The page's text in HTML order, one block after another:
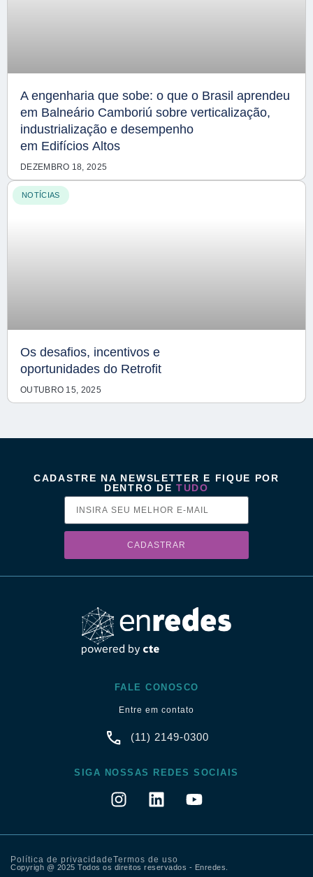
A engenharia que sobe: o que o Brasil aprendeu
em Balneário Camboriú sobre verticalização,
industrialização e desempenho
em Edifícios Altos
DEZEMBRO 18, 2025
NOTÍCIAS
Os desafios, incentivos e
oportunidades do Retrofit
OUTUBRO 15, 2025
CADASTRE NA NEWSLETTER E FIQUE POR
DENTRO DETUDO
CADASTRAR
FALE CONOSCO
Entre em contato
(11) 2149-0300
SIGA NOSSAS REDES SOCIAIS
Política de privacidade
Termos de uso
Copyrigh @ 2025 Todos os direitos reservados - Enredes.